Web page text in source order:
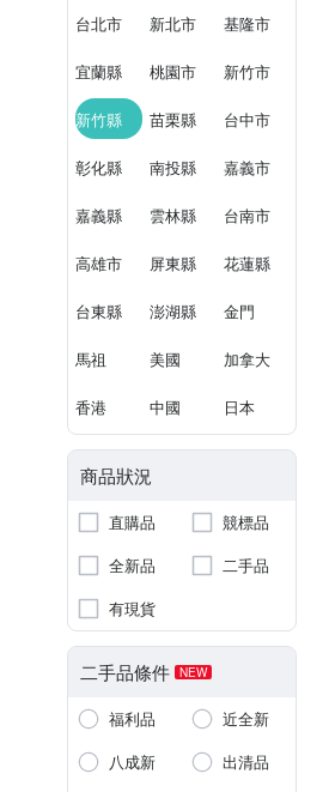
台北市 新北市 基隆市
宜蘭縣 桃園市 新竹市
新竹縣 苗栗縣 台中市
彰化縣 南投縣 嘉義市
嘉義縣 雲林縣 台南市
高雄市 屏東縣 花蓮縣
台東縣 澎湖縣 金門
馬祖 美國 加拿大
香港 中國 日本
商品狀況
直購品
競標品
全新品
二手品
有現貨
二手品條件 NEW
福利品
近全新
八成新
出清品